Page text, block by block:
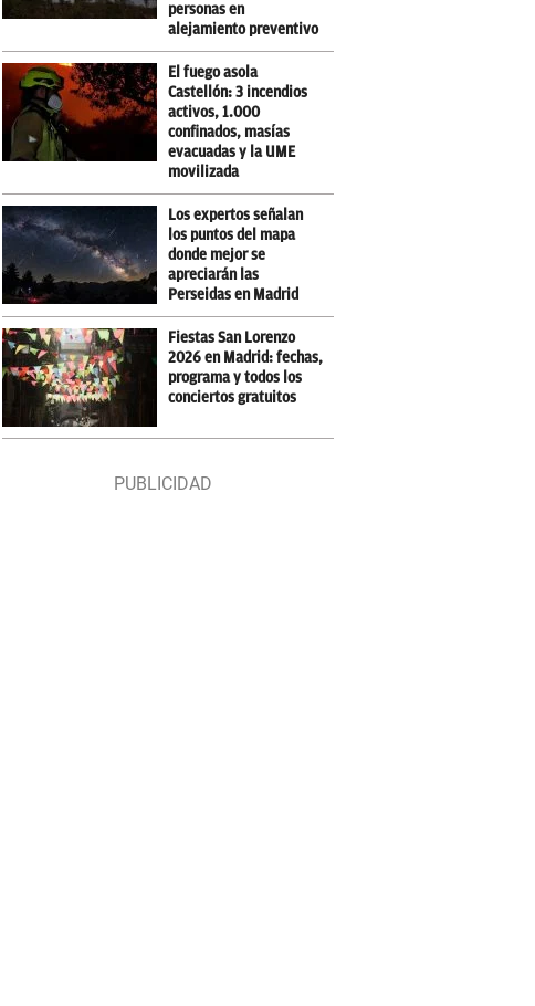
personas en
alejamiento preventivo
El fuego asola
Castellón: 3 incendios
activos, 1.000
confinados, masías
evacuadas y la UME
movilizada
Los expertos señalan
los puntos del mapa
donde mejor se
apreciarán las
Perseidas en Madrid
Fiestas San Lorenzo
2026 en Madrid: fechas,
programa y todos los
conciertos gratuitos